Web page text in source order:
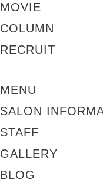
MOVIE
COLUMN
RECRUIT
MENU
SALON
STAFF
GALLERY
BLOG